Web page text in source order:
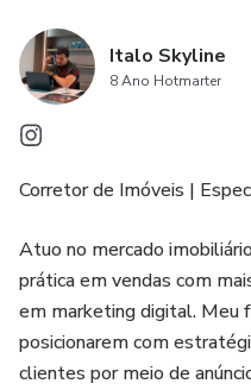
Italo Skyline
8 Ano Hotmarter
Corretor de Imóveis |
Atuo no mercado
prática em vendas com
em marketing digital. Meu
posicionarem com
clientes por meio de